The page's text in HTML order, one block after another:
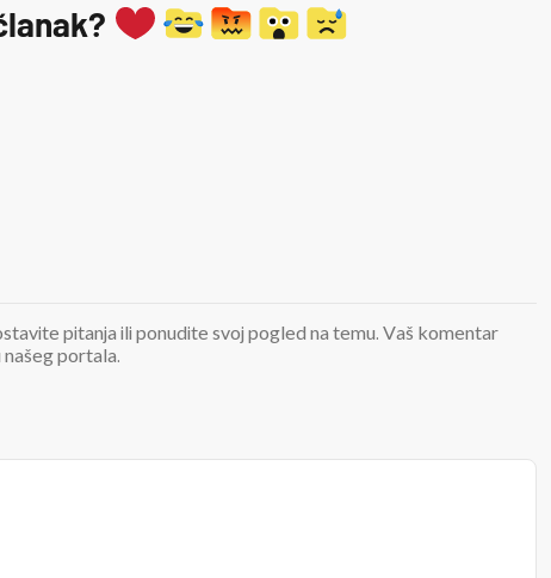
pitanja ili ponudite svoj pogled na temu. Vaš komentar
portala.